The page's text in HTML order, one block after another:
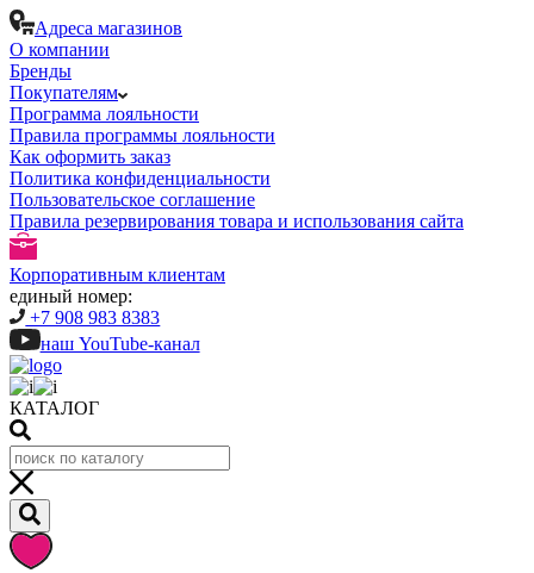
Адреса магазинов
О компании
Бренды
Покупателям
Программа лояльности
Правила программы лояльности
Как оформить заказ
Политика конфиденциальности
Пользовательское соглашение
Правила резервирования товара и использования сайта
Корпоративным клиентам
единый номер:
+7 908 983 8383
наш YouTube-канал
КАТАЛОГ